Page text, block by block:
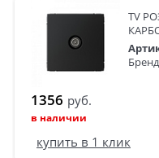
TV
1356 руб.
в наличии
купить в 1 клик